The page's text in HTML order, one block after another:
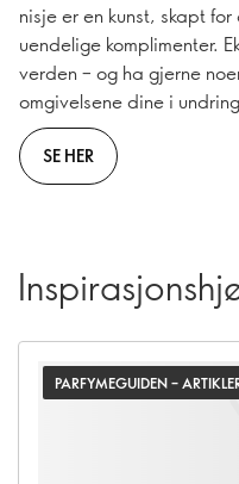
nisje er en kunst, skapt
uendelige komplimenter.
verden – og ha gjerne
omgivelsene dine i
SE HER
PARFYMEGUIDEN –